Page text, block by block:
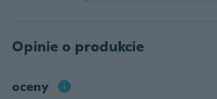
Opinie o produkcie
oceny